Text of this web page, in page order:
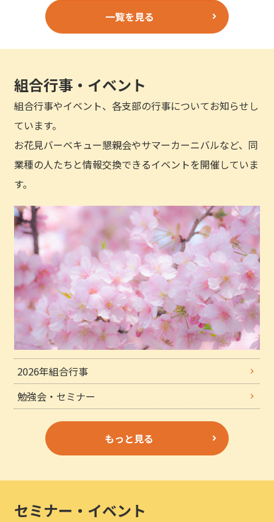
一覧を見る
組合行事・イベント
組合行事やイベント、各支部の行事についてお知らせし
ています。
お花見バーベキュー懇親会やサマーカーニバルなど、同
業種の人たちと情報交換できるイベントを開催していま
す。
2026年組合行事
勉強会・セミナー
もっと見る
セミナー・イベント